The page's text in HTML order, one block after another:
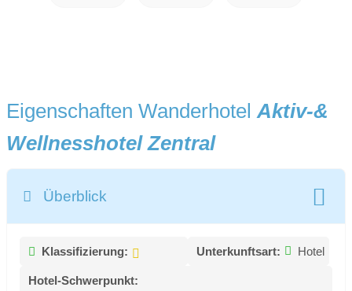
Eigenschaften Wanderhotel Aktiv-&
Wellnesshotel Zentral
Überblick
Klassifizierung: Unterkunftsart: Hotel
Hotel-Schwerpunkt: